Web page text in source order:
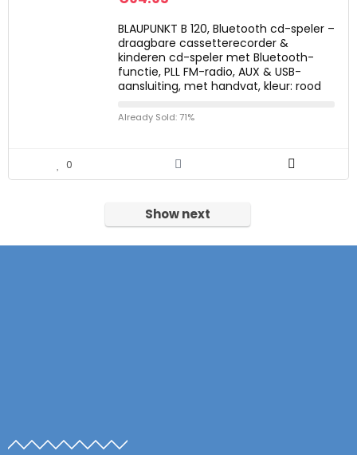
BLAUPUNKT B 120, Bluetooth cd-speler –
draagbare cassetterecorder &
kinderen cd-speler met Bluetooth-
functie, PLL FM-radio, AUX & USB-
aansluiting, met handvat, kleur: rood
Already Sold: 71%
0
Show next